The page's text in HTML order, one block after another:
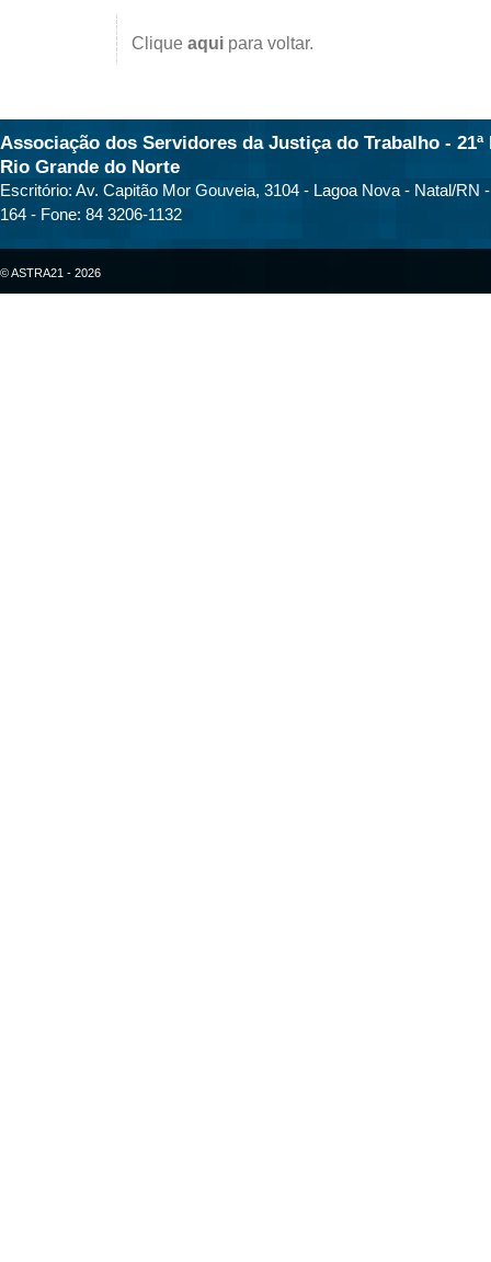
Clique aqui para voltar.
Associação dos Servidores da Justiça do Trabalho - 21ª
Rio Grande do Norte
Escritório: Av. Capitão Mor Gouveia, 3104 - Lagoa Nova - Natal/RN
164 - Fone: 84 3206-1132
© ASTRA21 - 2026